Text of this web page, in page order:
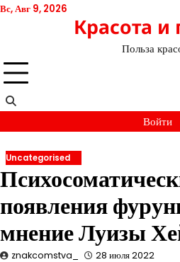
Перейти
Вс, Авг 9, 2026
Красота и
Польза
Войти
Uncategorised
появления
мнение Луизы
znakcomstva_ 28 июля 2022